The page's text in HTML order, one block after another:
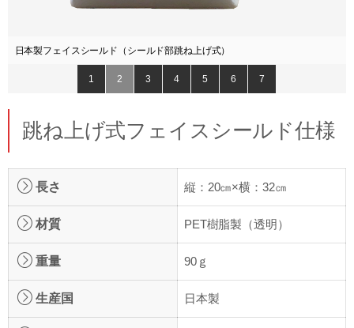
日本製フェイスシールド（シールド部跳ね上げ式）
1 2 3 4 5 6 7
跳ね上げ式フェイスシールド仕様
長さ 縦：20㎝×横：32㎝
材質 PET樹脂製（透明）
重量 90ｇ
生産国 日本製